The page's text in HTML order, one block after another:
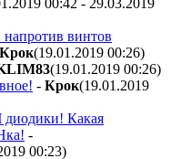
винтов
Крок(19.01.2019 00:26)
(19.01.2019 00:26)
- Крок(19.01.2019
Какая
-
00:23)